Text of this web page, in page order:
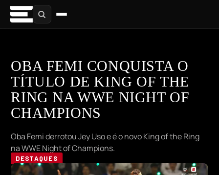
OBA FEMI CONQUISTA O
TÍTULO DE KING OF THE
RING NA WWE NIGHT OF
CHAMPIONS
Oba Femi derrotou Jey Uso e é o novo King of the Ring
na WWE Night of Champions.
DESTAQUES